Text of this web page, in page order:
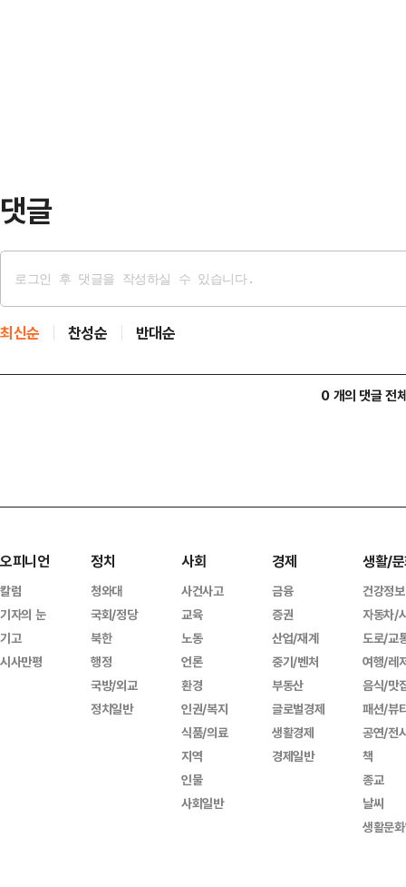
댓글
최신순 찬성순 반대순
0 개의 댓글 전
오피니언
칼럼
기자의 눈
기고
시사만평
정치
청와대
국회/정당
북한
행정
국방/외교
정치일반
사회
사건사고
교육
노동
언론
환경
인권/복지
식품/의료
지역
인물
사회일반
경제
금융
증권
산업/재계
중기/벤처
부동산
글로벌경제
생활경제
경제일반
생활/
건강정보
자동차/
도로/교
여행/레
음식/맛
패션/뷰
공연/전
책
종교
날씨
생활문